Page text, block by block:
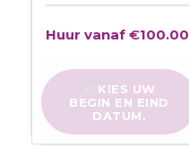
Huur vanaf €100.00
KIES UW
BEGIN EN EIND
DATUM.